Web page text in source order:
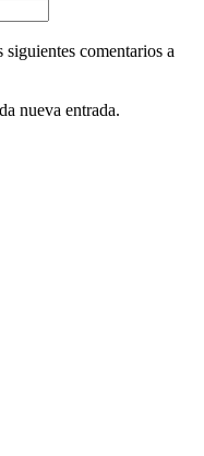
comentarios a
nueva entrada.